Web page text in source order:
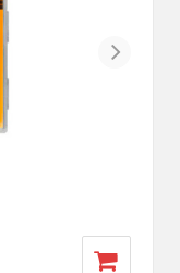
Next